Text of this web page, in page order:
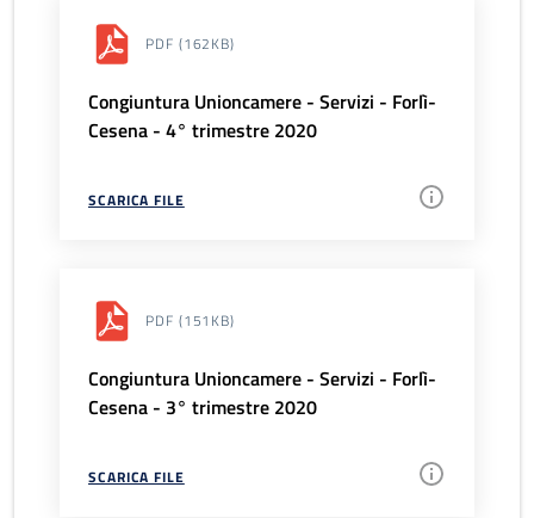
PDF (162KB)
Congiuntura Unioncamere - Servizi - Forlì-
Cesena - 4° trimestre 2020
SCARICA FILE
PDF (151KB)
Congiuntura Unioncamere - Servizi - Forlì-
Cesena - 3° trimestre 2020
SCARICA FILE